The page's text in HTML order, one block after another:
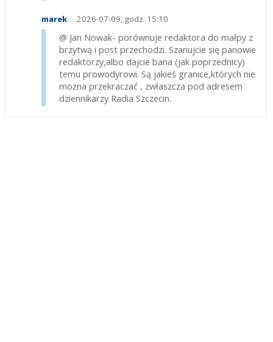
marek 2026-07-09, godz. 15:10
@ Jan Nowak- porównuje redaktora do małpy z
brzytwą i post przechodzi. Szanujcie się panowie
redaktorzy,albo dajcie bana (jak poprzednicy)
temu prowodyrowi. Są jakieś granice,których nie
można przekraczać , zwłaszcza pod adresem
dziennikarzy Radia Szczecin.